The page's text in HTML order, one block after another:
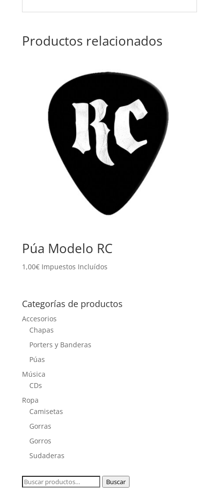
Productos relacionados
Púa Modelo RC
1,00€ Impuestos Incluídos
Categorías de productos
Accesorios
Chapas
Porters y Banderas
Púas
Música
CDs
Ropa
Camisetas
Gorras
Gorros
Sudaderas
Buscar
Buscar